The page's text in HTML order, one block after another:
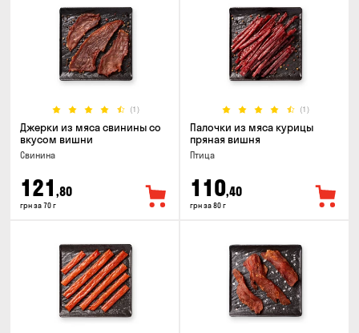
(1)
Джерки из мяса свинины со
вкусом вишни
Свинина
121 ,80
грн за 70 г
(1)
Палочки из мяса курицы
пряная вишня
Птица
110,40
грн за 80 г